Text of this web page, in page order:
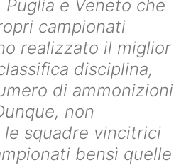
Puglia e Veneto che
campionati
realizzato il miglior
disciplina,
di ammonizioni
non
squadre vincitrici
bensì quelle